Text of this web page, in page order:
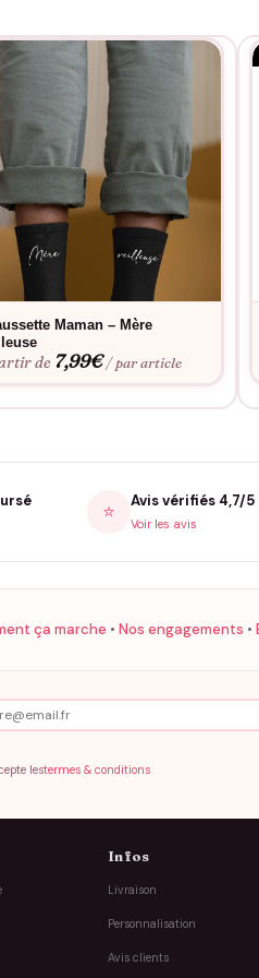
Maman – Mère
de 7,99€ / par article
⭐ Avis vérifiés 4,7/5
Voir les avis
ça marche • Nos engagements •
lestermes & conditions
Infos
Livraison
Personnalisation
Avis clients